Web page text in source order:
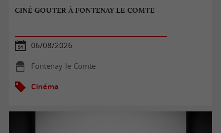
CINÉ-GOUTER À FONTENAY-LE-COMTE
06/08/2026
Fontenay-le-Comte
Cinéma